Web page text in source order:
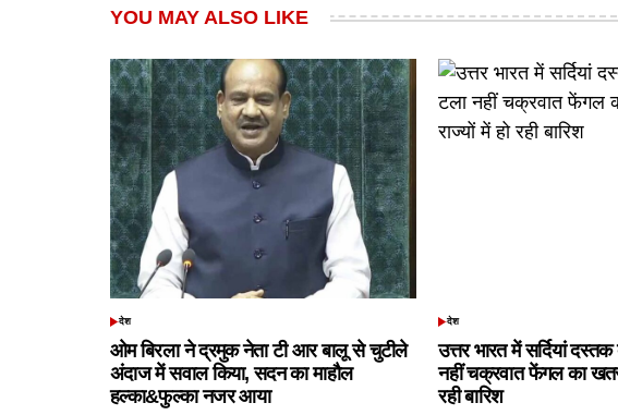
YOU MAY ALSO LIKE
POSTED
देश
ओम बिरला ने द्रमुक नेता टी आर बालू से चुटीले
अंदाज में सवाल किया, सदन का माहौल
हल्का&फुल्का नजर आया
POSTED
देश
उत्तर भारत में सर्दियां
नहीं चक्रवात फेंगल का
रही बारिश